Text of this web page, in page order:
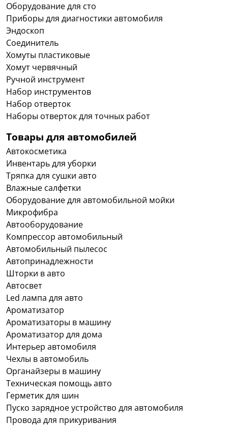
Оборудование для сто
Приборы для диагностики автомобиля
Эндоскоп
Соединитель
Хомуты пластиковые
Хомут червячный
Ручной инструмент
Набор инструментов
Набор отверток
Наборы отверток для точных работ
Товары для автомобилей
Автокосметика
Инвентарь для уборки
Тряпка для сушки авто
Влажные салфетки
Оборудование для автомобильной мойки
Микрофибра
Автооборудование
Компрессор автомобильный
Автомобильный пылесос
Автопринадлежности
Шторки в авто
Автосвет
Led лампа для авто
Ароматизатор
Ароматизаторы в машину
Ароматизатор для дома
Интерьер автомобиля
Чехлы в автомобиль
Органайзеры в машину
Техническая помощь авто
Герметик для шин
Пуско зарядное устройство для автомобиля
Провода для прикуривания